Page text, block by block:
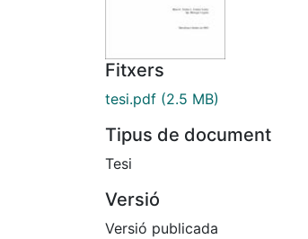
Fitxers
tesi.pdf (2.5 MB)
Tipus de document
Tesi
Versió
Versió publicada